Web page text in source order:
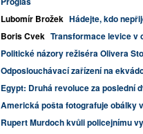
Lubomír Brožek Hádejte, kdo
Boris Cvek Transformace levice v
Politické názory režiséra Olivera
Odposlouchávací zařízení na
Egypt: Druhá revoluce za poslední
Americká pošta fotografuje obálky
Rupert Murdoch kvůli policejnímu